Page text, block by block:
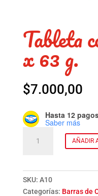
Tableta
x 63 g.
$7.000,00
Hasta 12
Saber más
63
g.
AÑADIR
SKU: A10
Categorías: Barras de